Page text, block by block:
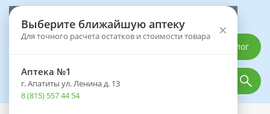
Выберите ближайшую аптеку
Для точного расчета остатков и стоимости товара ×
Аптека №1
г. Апатиты ул. Ленина д. 13
8 (815) 557 44 54
Каталог